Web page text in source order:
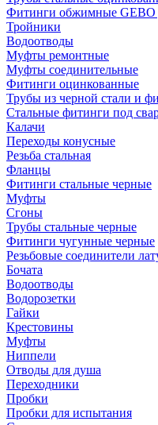
Фитинги обжимные GEBO
Тройники
Водоотводы
Муфты ремонтные
Муфты соединительные
Фитинги оцинкованные
Трубы из черной стали и
Стальные фитинги под
Калачи
Переходы конусные
Резьба стальная
Фланцы
Фитинги стальные черные
Муфты
Сгоны
Трубы стальные черные
Фитинги чугунные черные
Резьбовые соединители
Бочата
Водоотводы
Водорозетки
Гайки
Крестовины
Муфты
Ниппели
Отводы для душа
Переходники
Пробки
Пробки для испытания